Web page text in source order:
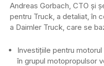
Andreas Gorbach, CTO și
pentru Truck, a detaliat, în
a Daimler Truck, care se
Investițiile pentru
în grupul motopropulsor